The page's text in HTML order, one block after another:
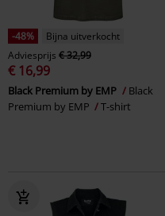
-48%
Bijna uitverkocht
Adviesprijs € 32,99
€ 16,99
Black Premium by EMP
Black
Premium by EMP
T-shirt